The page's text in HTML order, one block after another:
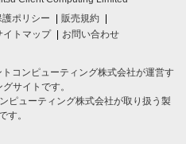
ポリシー
販売規約
イトマップ お問い合わせ
コンピューティング株式会社が運営す
サイトです。
ピューティング株式会社が取り扱う製
す。